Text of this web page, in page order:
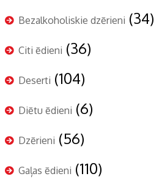
Bezalkoholiskie dzērieni (34)
Citi ēdieni (36)
Deserti (104)
Diētu ēdieni (6)
Dzērieni (56)
Gaļas ēdieni (110)